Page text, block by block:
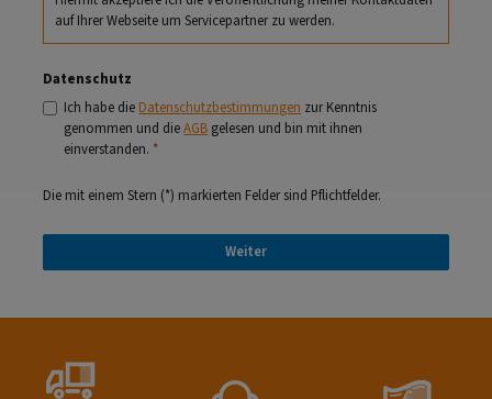
auf Ihrer Webseite um Servicepartner zu werden.
Datenschutz
Ich habe die Datenschutzbestimmungen zur Kenntnis
genommen und dieAGB gelesen und bin mit ihnen
einverstanden. *
Die mit einem Stern (*) markierten Felder sind Pflichtfelder.
Weiter